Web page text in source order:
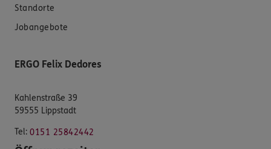
Standorte
Jobangebote
ERGO Felix Dedores
Kahlenstraße 39
59555 Lippstadt
Tel: 0151 25842442